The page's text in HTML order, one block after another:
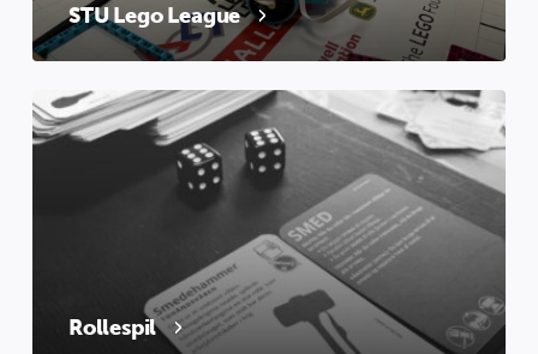
STU Lego League
Rollespil